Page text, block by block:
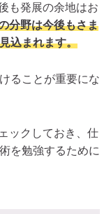
も発展の余地はお
分野は今後もさま
込まれます。
ることが重要にな
ックしておき、仕
を勉強するために